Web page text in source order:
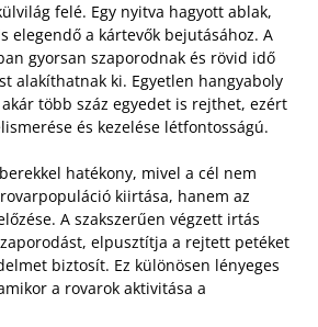
felé. Egy nyitva hagyott ablak,
elegendő a kártevők bejutásához. A
gyorsan szaporodnak és rövid idő
alakíthatnak ki. Egyetlen hangyaboly
több száz egyedet is rejthet, ezért
és kezelése létfontosságú.
hatékony, mivel a cél nem
kiirtása, hanem az
A szakszerűen végzett irtás
elpusztítja a rejtett petéket
biztosít. Ez különösen lényeges
a rovarok aktivitása a